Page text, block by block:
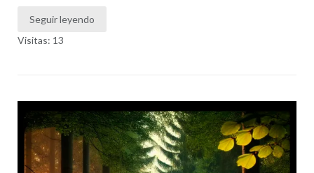
Seguir leyendo
Visitas: 13